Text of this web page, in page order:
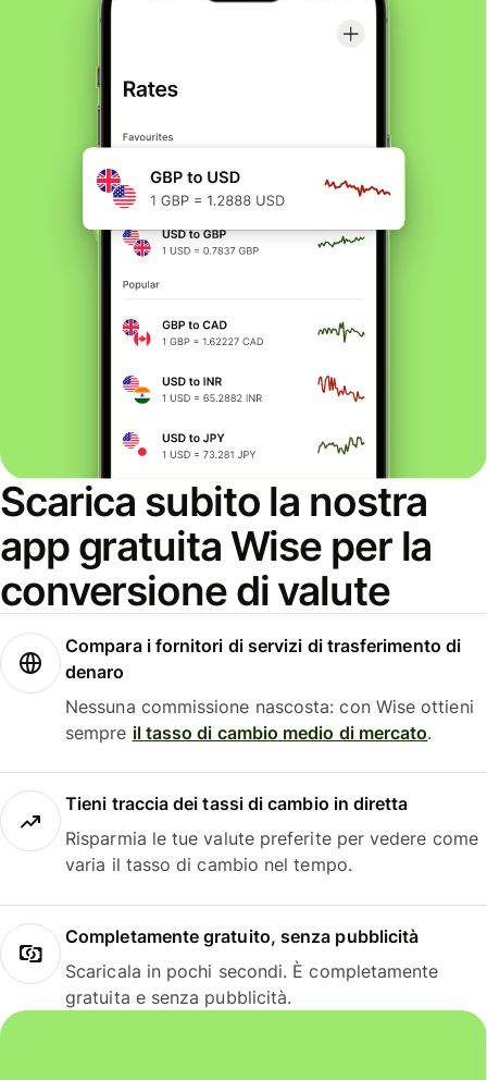
Scarica subito la nostra
app gratuita Wise per la
conversione di valute
Compara i fornitori di servizi di trasferimento di
denaro
Nessuna commissione nascosta: con Wise ottieni
sempre il tasso di cambio medio di mercato.
Tieni traccia dei tassi di cambio in diretta
Risparmia le tue valute preferite per vedere come
varia il tasso di cambio nel tempo.
Completamente gratuito, senza pubblicità
Scaricala in pochi secondi. È completamente
gratuita e senza pubblicità.